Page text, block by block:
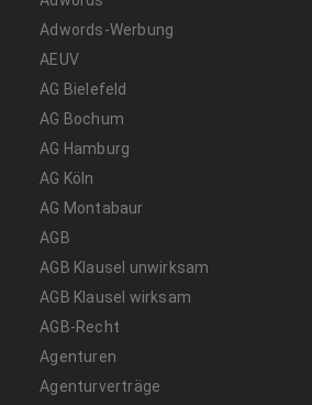
Adwords-Werbung
AEUV
AG Bielefeld
AG Bochum
AG Hamburg
AG Köln
AG Montabaur
AGB
AGB Klausel unwirksam
AGB Klausel wirksam
AGB-Recht
Agenturen
Agenturverträge